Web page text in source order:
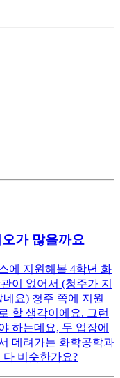
가 많을까요
에 지원해볼 4학년 화
이 없어서 (청주가 지
요) 청주 쪽에 지원
할 생각이에요. 그런
하는데요, 두 업장에
데려가는 화학공학과
비슷한가요?